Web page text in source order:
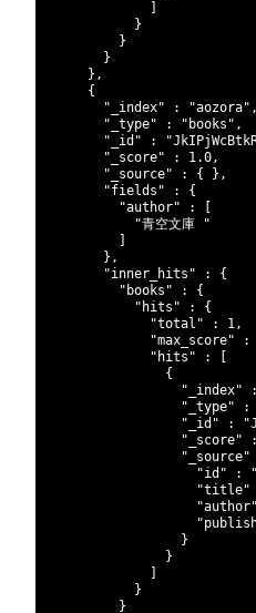
}
}
}
} ,
{
"_index"
: "aozora" ,
"_type"
: "books" ,
"_id"
:
"_score"
: 1.0,
"_source"
: { } ,
"fields"
:
{
"author"
:
"青空文庫 "
} ,
"inner_hits"
:
{
"books"
:
{
"hits"
:
{
"total"
: 1,
"max_score"
:
"hits"
:
{
"_index"
:
"_type"
:
"_id"
:
"_score"
:
"_source"
"id"
:
"title"
"author"
}
}
}
}